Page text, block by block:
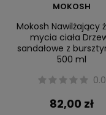
MOKOSH
Mokosh Nawilżający
mycia ciała
sandałowe z
500 ml
0.0
82,00 zł